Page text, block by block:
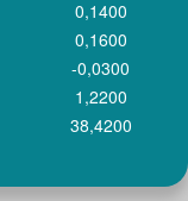
0,1400
0,1600
-0,0300
1,2200
38,4200